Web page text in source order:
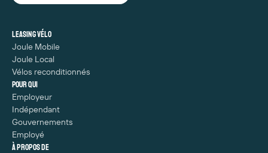
Leasing vélo
Joule Mobile
Joule Local
Vélos reconditionnés
Pour qui
Employeur
Indépendant
Gouvernements
Employé
À propos de